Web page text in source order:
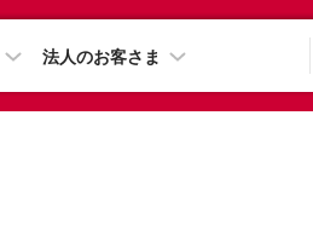
法人のお客さま